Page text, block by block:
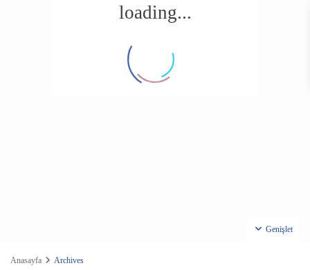
loading...
Genişlet
Anasayfa Archives